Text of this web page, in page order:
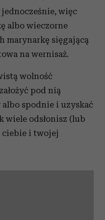
więc
albo wieczorne
marynarkę sięgającą
na wernisaż.
wolność
pod nią
spodnie i uzyskać
wiele odsłonisz (lub
ciebie i twojej